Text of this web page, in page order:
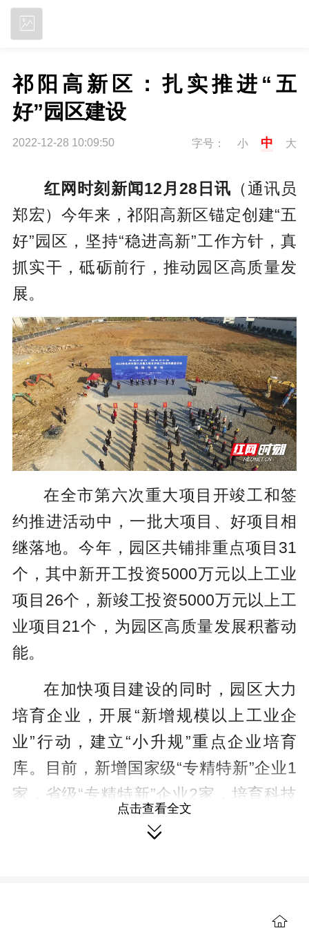
祁阳高新区：扎实推进“五
好”园区建设
2022-12-28 10:09:50 字号： 小 中 大
红网时刻新闻12月28日讯 （通讯员
郑宏）今年来，祁阳高新区锚定创建“五
好”园区，坚持“稳进高新”工作方针，真
抓实干，砥砺前行，推动园区高质量发
展。
在全市第六次重大项目开竣工和签
约推进活动中，一批大项目、好项目相
继落地。今年，园区共铺排重点项目31
个，其中新开工投资5000万元以上工业
项目26个，新竣工投资5000万元以上工
业项目21个，为园区高质量发展积蓄动
能。
在加快项目建设的同时，园区大力
培育企业，开展“新增规模以上工业企
业”行动，建立“小升规”重点企业培育
库。目前，新增国家级“专精特新”企业1
家，省级“专精特新”企业2家，培育科技
型中小企业118家，新增高新技术企业23
点击查看全文
